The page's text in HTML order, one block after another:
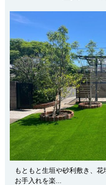
もともと生垣や砂利敷き、花
お手入れを楽...